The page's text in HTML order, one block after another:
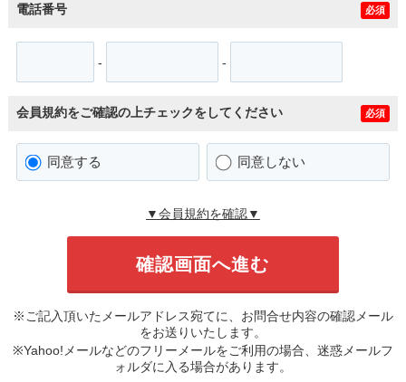
電話番号 必須
- -
会員規約をご確認の上チェックをしてください 必須
同意する 同意しない
▼会員規約を確認▼
※ご記入頂いたメールアドレス宛てに、お問合せ内容の確認メール
をお送りいたします。
※Yahoo!メールなどのフリーメールをご利用の場合、迷惑メールフ
ォルダに入る場合があります。